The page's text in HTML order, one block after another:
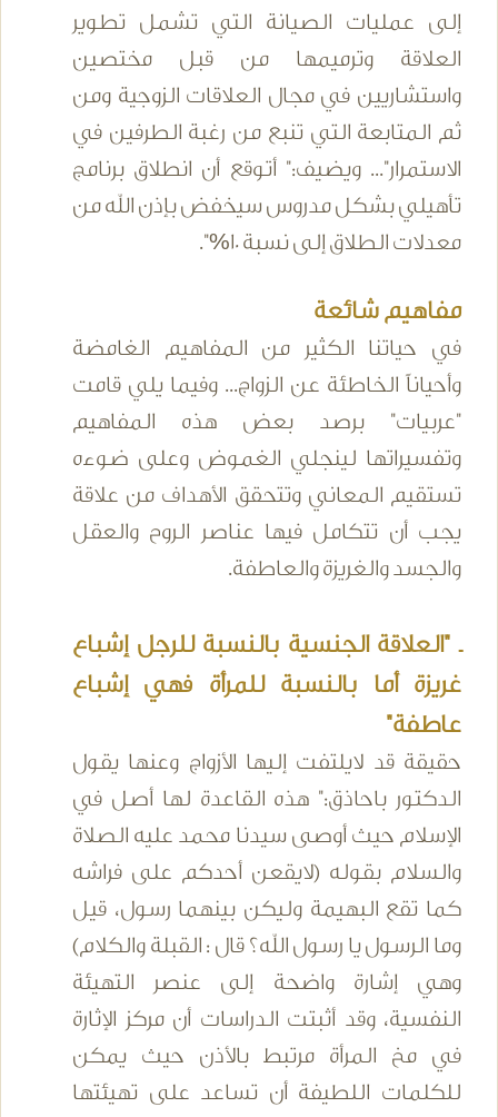
إلى عمليات الصيانة التي تشمل تطوير
العلاقة وترميمها من قبل مختصين
واستشاريين في مجال العلاقات الزوجية ومن
ثم المتابعة التي تنبع من رغبة الطرفين في
الاستمرار"... ويضيف:" أتوقع أن انطلاق برنامج
تأهيلي بشكل مدروس سيخفض بإذن الله من
معدلات الطلاق إلى نسبة 10%".
مفاهيم شائعة
في حياتنا الكثير من المفاهيم الغامضة
وأحياناً الخاطئة عن الزواج... وفيما يلي قامت
"عربيات" برصد بعض هذه المفاهيم
وتفسيراتها لينجلي الغموض وعلى ضوءه
تستقيم المعاني وتتحقق الأهداف من علاقة
يجب أن تتكامل فيها عناصر الروح والعقل
والجسد والغريزة والعاطفة.
ـ "العلاقة الجنسية بالنسبة للرجل إشباع
غريزة أما بالنسبة للمرأة فهي إشباع
عاطفة"
حقيقة قد لايلتفت إليها الأزواج وعنها يقول
الدكتور باحاذق:" هذه القاعدة لها أصل في
الإسلام حيث أوصى سيدنا محمد عليه الصلاة
والسلام بقوله (لايقعن أحدكم على فراشه
كما تقع البهيمة وليكن بينهما رسول، قيل
وما الرسول يا رسول الله؟ قال : القبلة والكلام)
وهي إشارة واضحة إلى عنصر التهيئة
النفسية، وقد أثبتت الدراسات أن مركز الإثارة
في مخ المرأة مرتبط بالأذن حيث يمكن
للكلمات اللطيفة أن تساعد على تهيئتها